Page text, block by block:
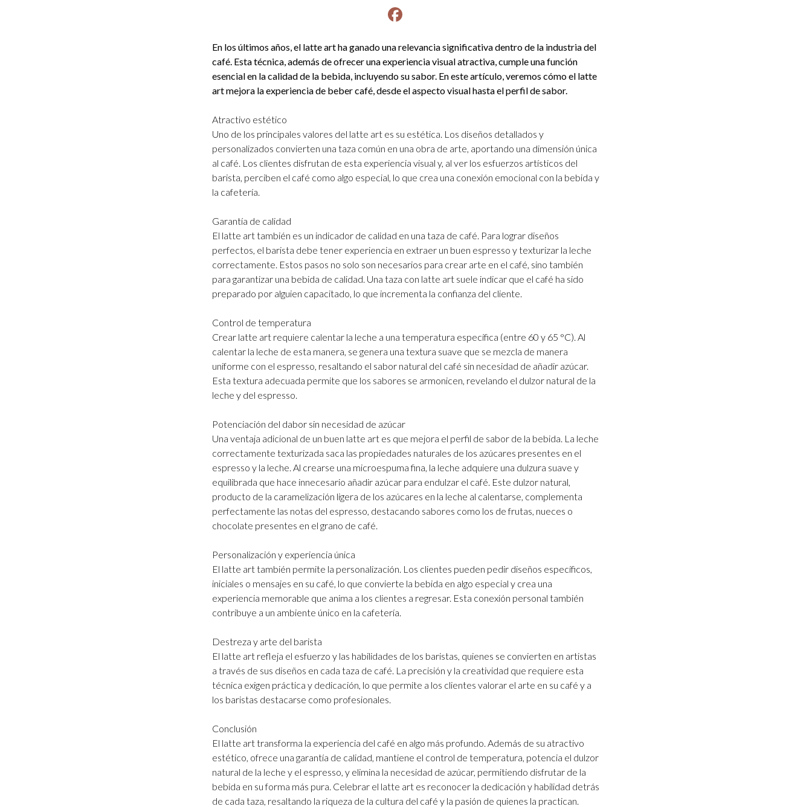
En los últimos años, el latte art ha ganado una relevancia significativa dentro de la industria del
café. Esta técnica, además de ofrecer una experiencia visual atractiva, cumple una función
esencial en la calidad de la bebida, incluyendo su sabor. En este artículo, veremos cómo el latte
art mejora la experiencia de beber café, desde el aspecto visual hasta el perfil de sabor.
Atractivo estético
Uno de los principales valores del latte art es su estética. Los diseños detallados y
personalizados convierten una taza común en una obra de arte, aportando una dimensión única
al café. Los clientes disfrutan de esta experiencia visual y, al ver los esfuerzos artísticos del
barista, perciben el café como algo especial, lo que crea una conexión emocional con la bebida y
la cafetería.
Garantía de calidad
El latte art también es un indicador de calidad en una taza de café. Para lograr diseños
perfectos, el barista debe tener experiencia en extraer un buen espresso y texturizar la leche
correctamente. Estos pasos no solo son necesarios para crear arte en el café, sino también
para garantizar una bebida de calidad. Una taza con latte art suele indicar que el café ha sido
preparado por alguien capacitado, lo que incrementa la confianza del cliente.
Control de temperatura
Crear latte art requiere calentar la leche a una temperatura específica (entre 60 y 65 °C). Al
calentar la leche de esta manera, se genera una textura suave que se mezcla de manera
uniforme con el espresso, resaltando el sabor natural del café sin necesidad de añadir azúcar.
Esta textura adecuada permite que los sabores se armonicen, revelando el dulzor natural de la
leche y del espresso.
Potenciación del dabor sin necesidad de azúcar
Una ventaja adicional de un buen latte art es que mejora el perfil de sabor de la bebida. La leche
correctamente texturizada saca las propiedades naturales de los azúcares presentes en el
espresso y la leche. Al crearse una microespuma fina, la leche adquiere una dulzura suave y
equilibrada que hace innecesario añadir azúcar para endulzar el café. Este dulzor natural,
producto de la caramelización ligera de los azúcares en la leche al calentarse, complementa
perfectamente las notas del espresso, destacando sabores como los de frutas, nueces o
chocolate presentes en el grano de café.
Personalización y experiencia única
El latte art también permite la personalización. Los clientes pueden pedir diseños específicos,
iniciales o mensajes en su café, lo que convierte la bebida en algo especial y crea una
experiencia memorable que anima a los clientes a regresar. Esta conexión personal también
contribuye a un ambiente único en la cafetería.
Destreza y arte del barista
El latte art refleja el esfuerzo y las habilidades de los baristas, quienes se convierten en artistas
a través de sus diseños en cada taza de café. La precisión y la creatividad que requiere esta
técnica exigen práctica y dedicación, lo que permite a los clientes valorar el arte en su café y a
los baristas destacarse como profesionales.
Conclusión
El latte art transforma la experiencia del café en algo más profundo. Además de su atractivo
estético, ofrece una garantía de calidad, mantiene el control de temperatura, potencia el dulzor
natural de la leche y el espresso, y elimina la necesidad de azúcar, permitiendo disfrutar de la
bebida en su forma más pura. Celebrar el latte art es reconocer la dedicación y habilidad detrás
de cada taza, resaltando la riqueza de la cultura del café y la pasión de quienes la practican.